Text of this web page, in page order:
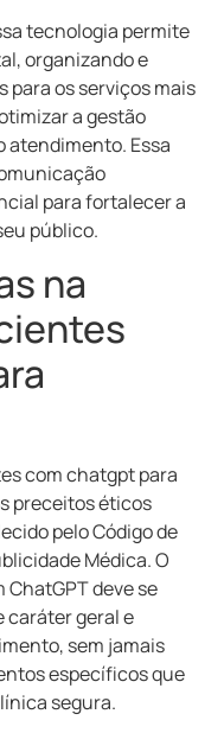
tecnologia permite
organizando e
para os serviços mais
a gestão
atendimento. Essa
para fortalecer a
público.
na
com chatgpt para
preceitos éticos
pelo Código de
Médica. O
ChatGPT deve se
caráter geral e
sem jamais
específicos que
segura.